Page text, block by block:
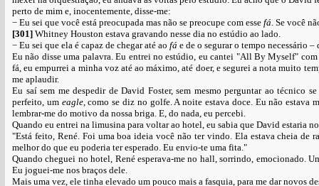
perto de mim e, inocentemente, disse-me:
− Eu sei que você está preocupada mas não se preocupe com esse fá. Se você
[301] Whitney Houston estava gravando nesse dia no estúdio ao lado.
− Eu sei que ela é capaz de chegar até ao fá e de o segurar o tempo necessário –
Eu não disse uma palavra. Eu entrei no estúdio, eu cantei "All By Myself"
fá, eu empurrei a minha voz até ao máximo, até doer, e segurei a nota muito
me aplaudir.
Eu saí sem me despedir de David Foster, sem mesmo perguntar ao técnico
perfeito, um eagle, como se diz no golfe. A noite estava doce. Eu não estava
lembrar-me do motivo da nossa briga. E, do nada, eu percebi.
Quando eu entrei na limusina para voltar ao hotel, eu sabia que David estaria
"Está feito, René. Foi uma boa ideia você não ter vindo. Ela estava cheia de
melhor do que eu poderia ter esperado. Eu envio-te uma fita."
Quando cheguei no hotel, René esperava-me no hall, sorrindo, emocionado.
Eu joguei-me nos braços dele.
Mais uma vez, ele tinha elevado um pouco mais a fasquia, para me dar novos